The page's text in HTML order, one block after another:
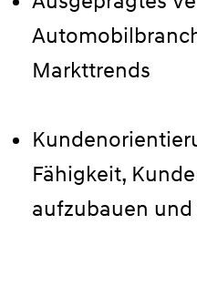
Markttrends
Fähigkeit,
aufzubauen